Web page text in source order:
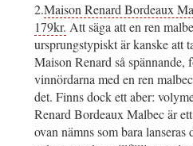
2.Maison Renard Bordeaux
179kr. Att säga att en ren
ursprungstypiskt är kanske att
Maison Renard så spännande,
vinnördarna med en ren
det. Finns dock ett aber:
Renard Bordeaux Malbec är
ovan nämns som bara